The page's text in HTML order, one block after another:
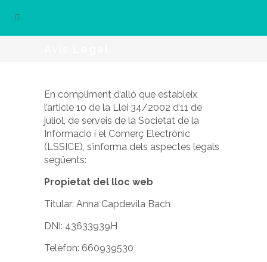
En compliment d’allò que estableix
l’article 10 de la Llei 34/2002 d’11 de
juliol, de serveis de la Societat de la
Informació i el Comerç Electrònic
(LSSICE), s’informa dels aspectes legals
següents:
Propietat del lloc web
Titular: Anna Capdevila Bach
DNI: 43633939H
Telèfon: 660939530